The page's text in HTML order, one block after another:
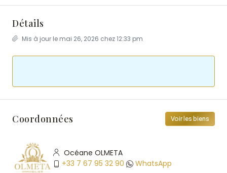
Détails
Mis à jour le mai 26, 2026 chez 12:33 pm
Coordonnées Voir les biens
Océane OLMETA
+33 7 67 95 32 90
WhatsApp